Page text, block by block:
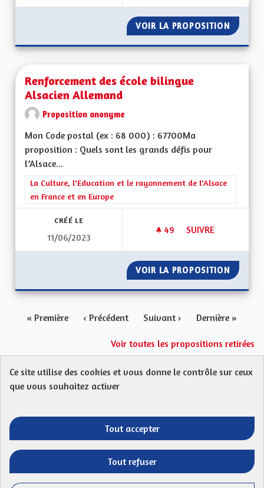
VOIR LA PROPOSITION
Renforcement des école bilingue
Alsacien Allemand
Proposition anonyme
Mon Code postal (ex : 68 000) : 67700Ma
proposition : Quels sont les grands défis pour
l’Alsace...
Filtrer les résultats de la catégorie : La Culture, l'Education et
La Culture, l'Education et le rayonnement de l'Alsace
en France et en Europe
CRÉÉ LE
11/06/2023
49 49 ABONNÉS
SUIVRE
VOIR LA PROPOSITION
« Première ‹ Précédent Suivant › Dernière »
Voir toutes les propositions retirées
Protection des Données
Télécharger les fichiers Open Data
Entre vos mains - Collectivité
Entre vos mains - Collectivité
Entre vos mains - Collectivité
Entre vos mains -
(Lien externe)
Ce site utilise des cookies et vous donne le contrôle sur ceux
que vous souhaitez activer
Tout accepter
Tout refuser